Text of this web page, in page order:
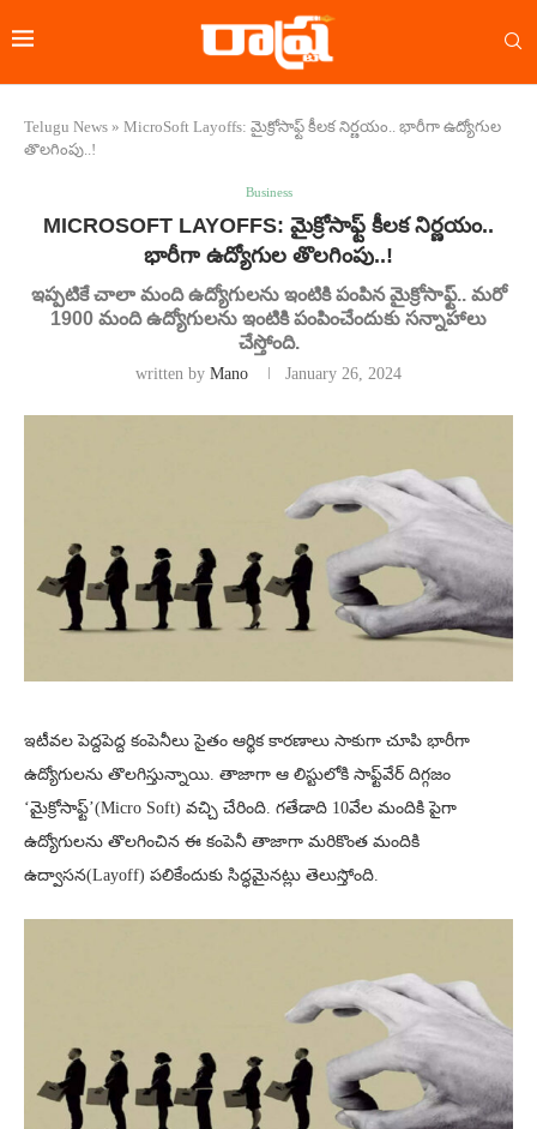
Telugu News » MicroSoft Layoffs: మైక్రోసాఫ్ట్ కీలక నిర్ణయం.. భారీగా ఉద్యోగుల
తొలగింపు..!
Business
MICROSOFT LAYOFFS: మైక్రోసాఫ్ట్ కీలక నిర్ణయం..
భారీగా ఉద్యోగుల తొలగింపు..!
ఇప్పటికే చాలా మంది ఉద్యోగులను ఇంటికి పంపిన మైక్రోసాఫ్ట్.. మరో
1900 మంది ఉద్యోగులను ఇంటికి పంపించేందుకు సన్నాహాలు
చేస్తోంది.
written by Mano January 26, 2024
ఇటీవల పెద్దపెద్ద కంపెనీలు సైతం ఆర్థిక కారణాలు సాకుగా చూపి భారీగా
ఉద్యోగులను తొలగిస్తున్నాయి. తాజాగా ఆ లిస్టులోకి సాఫ్ట్‌వేర్ దిగ్గజం
‘మైక్రోసాఫ్ట్’(Micro Soft) వచ్చి చేరింది. గతేడాది 10వేల మందికి పైగా
ఉద్యోగులను తొలగించిన ఈ కంపెనీ తాజాగా మరికొంత మందికి
ఉద్వాసన(Layoff) పలికేందుకు సిద్ధమైనట్లు తెలుస్తోంది.